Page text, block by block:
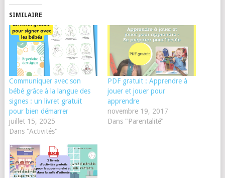
SIMILAIRE
Communiquer avec son
bébé grâce à la langue des
signes : un livret gratuit
pour bien démarrer
juillet 15, 2025
Dans "Activités"
PDF gratuit : Apprendre à
jouer et jouer pour
apprendre
novembre 19, 2017
Dans "Parentalité"